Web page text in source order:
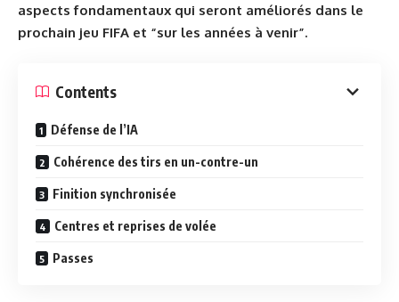
aspects fondamentaux qui seront améliorés dans le
prochain jeu FIFA et “sur les années à venir”.
Contents
Défense de l’IA
Cohérence des tirs en un-contre-un
Finition synchronisée
Centres et reprises de volée
Passes